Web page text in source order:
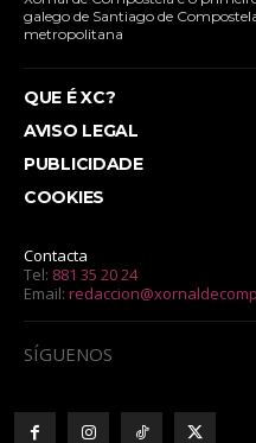
galego de Santiago de
metropolitana
QUE É XC?
AVISO LEGAL
PUBLICIDADE
COOKIES
Contacta
Tel: 881 35 20 24
Email:
SÍGUENOS